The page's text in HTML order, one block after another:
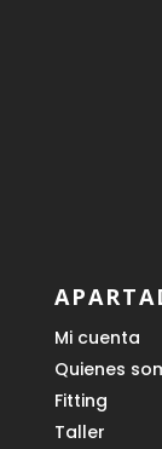
Mi cuenta
Quienes
Fitting
Taller